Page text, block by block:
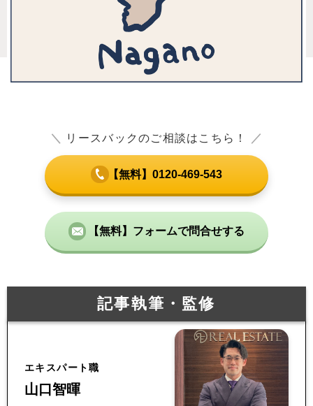
＼ リースバックのご相談はこちら！ ／
【無料】0120-469-543
【無料】フォームで問合せする
記事執筆・監修
エキスパート職
山口智暉